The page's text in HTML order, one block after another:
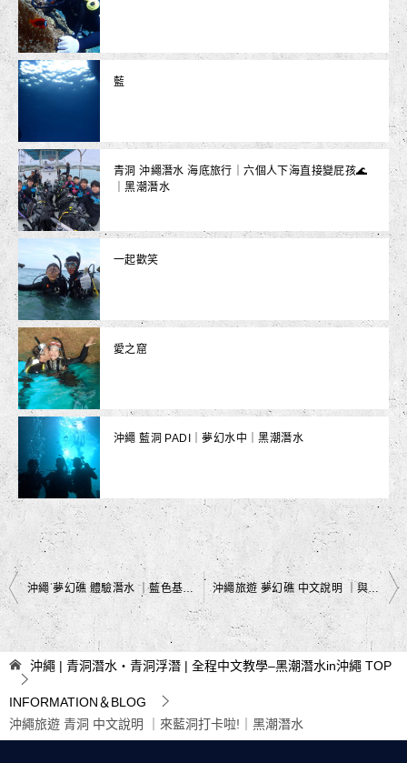
藍
青洞 沖繩潛水 海底旅行｜六個人下海直接變屁孩🌊
｜黑潮潛水
一起歡笑
愛之窟
沖繩 藍洞 PADI｜夢幻水中｜黑潮潛水
文
章
導
覽 沖繩 | 青洞潛水・青洞浮潛 | 全程中文教學–黑潮潛水in沖繩 TOP
INFORMATION＆BLOG
沖繩旅遊 青洞 中文說明 ｜來藍洞打卡啦!｜黑潮潛水